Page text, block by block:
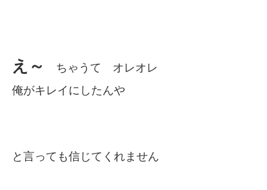
え～
ちゃうて オレオレ
俺がキレイにしたんや
と言っても信じてくれません